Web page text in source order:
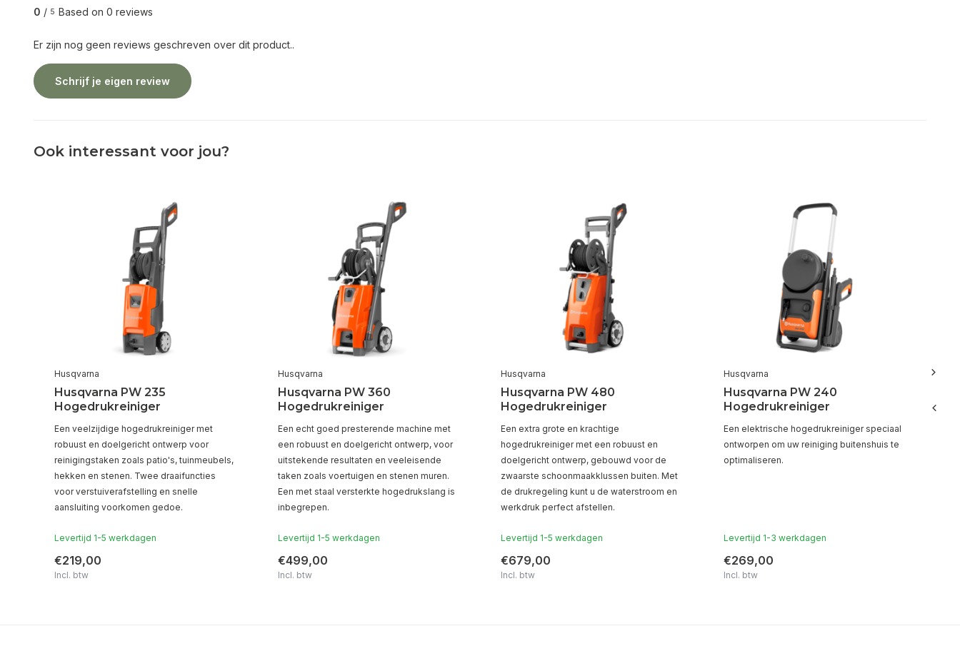
0 / 5 Based on 0 reviews
Er zijn nog geen reviews geschreven over dit product..
Schrijf je eigen review
Ook interessant voor jou?
Husqvarna
Husqvarna PW 235
Hogedrukreiniger
Een veelzijdige hogedrukreiniger met
robuust en doelgericht ontwerp voor
reinigingstaken zoals patio's, tuinmeubels,
hekken en stenen. Twee draaifuncties
voor verstuiverafstelling en snelle
aansluiting voorkomen gedoe.
Levertijd 1-5 werkdagen
€219,00
Incl. btw
Husqvarna
Husqvarna PW 360
Hogedrukreiniger
Een echt goed presterende machine met
een robuust en doelgericht ontwerp, voor
uitstekende resultaten en veeleisende
taken zoals voertuigen en stenen muren.
Een met staal versterkte hogedrukslang is
inbegrepen.
Levertijd 1-5 werkdagen
€499,00
Incl. btw
Husqvarna
Husqvarna PW 480
Hogedrukreiniger
Een extra grote en krachtige
hogedrukreiniger met een robuust en
doelgericht ontwerp, gebouwd voor de
zwaarste schoonmaakklussen buiten. Met
de drukregeling kunt u de waterstroom en
werkdruk perfect afstellen.
Levertijd 1-5 werkdagen
€679,00
Incl. btw
Husqvarna
Husqvarna PW 240
Hogedrukreiniger
Een elektrische hogedrukreiniger speciaal
ontworpen om uw reiniging buitenshuis te
optimaliseren.
Levertijd 1-3 werkdagen
€269,00
Incl. btw